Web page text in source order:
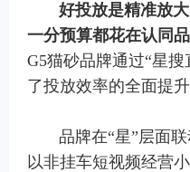
好投放是精准放大
一分预算都花在认同
G5猫砂品牌通过“星
了投放效率的全面提升
品牌在“星”层面联
以非挂车短视频经营